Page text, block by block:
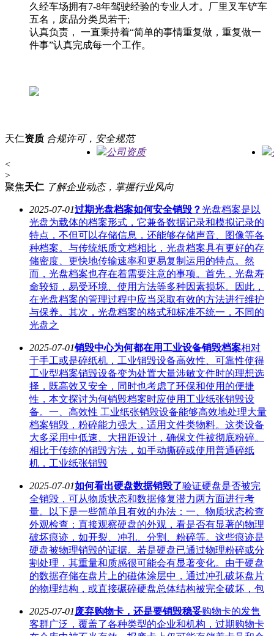
久经车场拥有7-8年驾驶经验的专业人才。厂里叉车铲车
五名，废品分类员若干;
认真负责， 一直秉持着“简单的事情重复做，重复做一
件事”认真完成每一个工作。
天仁资质 合规许可，安全规范
公司资质
<
>
聚焦天仁 了解企业动态，掌握行业风向
2025-07-01过期光盘档案如何安全销毁？光盘档案是以
光盘为载体的档案形式，它兼备数据记录和模拟记录的
特点，不但可以存储信息，还能够存储声音、图像等各
种档案。与传统纸质文档相比，光盘档案具有更好的存
储密度、更快地传输速率和更易复制运用的特点。然
而，光盘档案也存在着需要注意的事项。首先，光盘寿
命较短，易受环境、使用方法等多种因素损坏。因此，
在光盘档案的管理过程中应当采取有效的方法进行维护
与保养。其次，光盘档案的格式和标准不统一，不同的
光盘之
2025-07-01销毁中心为何都在用工业设备销毁档案相对
于手工或是碎纸机，工业销毁设备高效性、可靠性使得
工业型档案销毁设备变为处置大量涉敏文件时的理想选
择，既高效又安全，同时也考虑了环保和使用的便捷
性，本文探讨为何销毁档案时应使用工业纸张销毁设
备。一、高效性 工业纸张销毁设备能够高效地处理大量
档案销毁，粉碎能力强大，适用文件类物料。这类设备
大多采用中低速、大扭距设计，确保文件被彻底粉碎。
相比于传统的销毁方法，如手动撕碎或使用普通碎纸
机，工业纸张销毁
2025-07-01如何看出硬盘数据销毁了验证硬盘是否被完
全销毁，可从物质状态和数据修复潜力两方面进行考
量。以下是一些简单且有效的办法：一、物质状态检查
外观检查：直接观察硬盘的外观，看是否有显著的物理
破坏痕迹，如开裂、冲孔、分割、粉碎等。这些痕迹是
硬盘被物理销毁的证据。若是硬盘已通过物理粉碎或分
割处理，其重量和质感很可能会有显著变化。由于硬盘
的数据存储在盘片上的磁体涂层中，通过冲孔破坏盘片
的物理结构，或直接碾碎硬盘总体结构被完全破坏，包
2025-07-01 废弃购物卡，还是要销毁稳妥购物卡的发售
客群广泛，覆盖了各种类型的企业和机构，过期购物卡